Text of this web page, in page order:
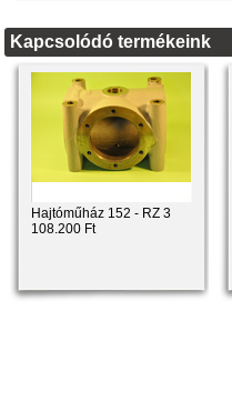
Kapcsolódó termékeink
Hajtóműház 152 - RZ 3
108.200 Ft